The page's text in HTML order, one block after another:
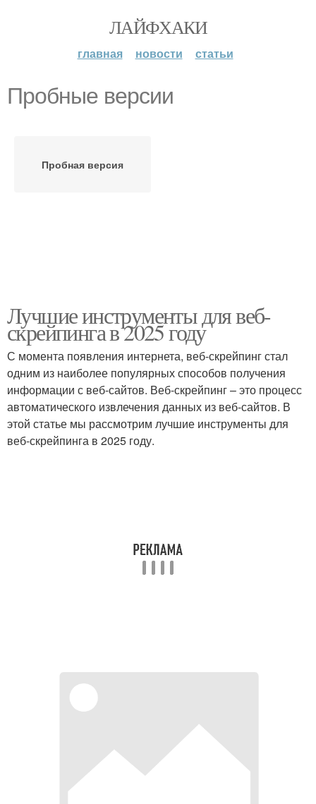
ЛАЙФХАКИ
главная новости статьи
Пробные версии
Пробная версия
Лучшие инструменты для веб-
скрейпинга в 2025 году
С момента появления интернета, веб-скрейпинг стал
одним из наиболее популярных способов получения
информации с веб-сайтов. Веб-скрейпинг – это процесс
автоматического извлечения данных из веб-сайтов. В
этой статье мы рассмотрим лучшие инструменты для
веб-скрейпинга в 2025 году.